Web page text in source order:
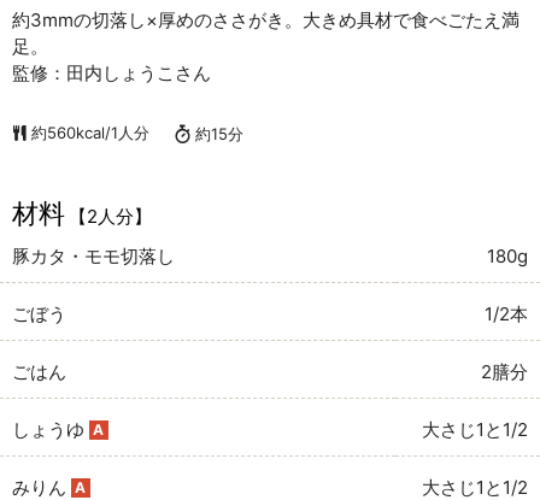
約3mmの切落し×厚めのささがき。大きめ具材で食べごたえ満
足。
監修：田内しょうこさん
約560kcal/1人分 約15分
材料
【2人分】
豚カタ・モモ切落し
180g
ごぼう 1/2本
ごはん 2膳分
しょうゆ A 大さじ1と1/2
みりん A 大さじ1と1/2